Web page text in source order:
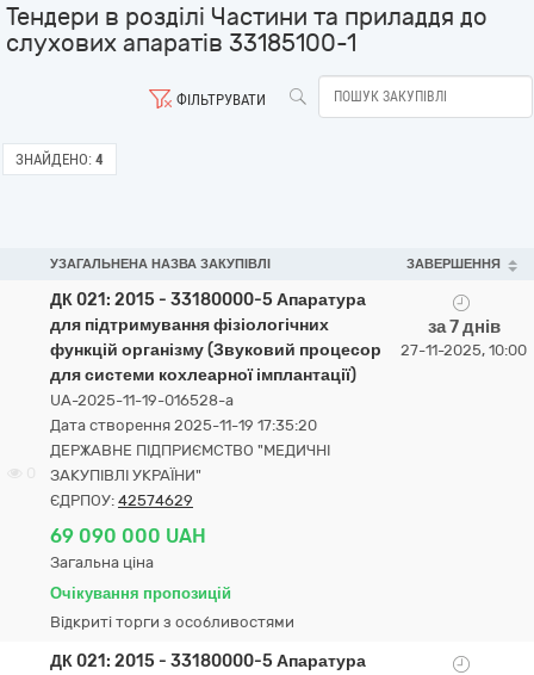
Тендери в розділі Частини та приладдя до
слухових апаратів 33185100-1
ФІЛЬТРУВАТИ
ЗНАЙДЕНО: 4
УЗАГАЛЬНЕНА НАЗВА ЗАКУПІВЛІ ЗАВЕРШЕННЯ
ДК 021: 2015 - 33180000-5 Апаратура
для підтримування фізіологічних
функцій організму (Звуковий процесор
для системи кохлеарної імплантації)
UA-2025-11-19-016528-a
Дата створення 2025-11-19 17:35:20
ДЕРЖАВНЕ ПІДПРИЄМСТВО "МЕДИЧНІ
ЗАКУПІВЛІ УКРАЇНИ"
ЄДРПОУ: 42574629
69 090 000 UAH
Загальна ціна
Очікування пропозицій
Відкриті торги з особливостями
за 7 днів
27-11-2025, 10:00
ДК 021: 2015 - 33180000-5 Апаратура